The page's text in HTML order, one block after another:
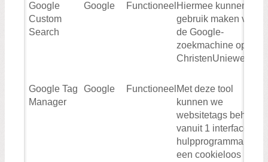
Google
Custom
Search
Google Functioneel Hiermee kunnen wij
gebruik maken van
de Google-
zoekmachine op de
ChristenUniewebsite
Google Tag
Manager
Google Functioneel Met deze tool
kunnen we
websitetags beheren
vanuit 1 interface. Dit
hulpprogramma is
een cookieloos